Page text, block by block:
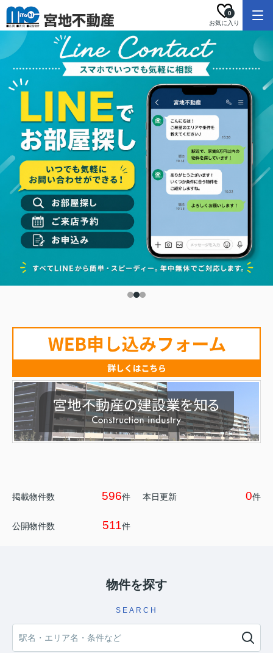
お気に入り
0
掲載物件数 596件 本日更新 0件
公開物件数 511件
物件を探す
SEARCH